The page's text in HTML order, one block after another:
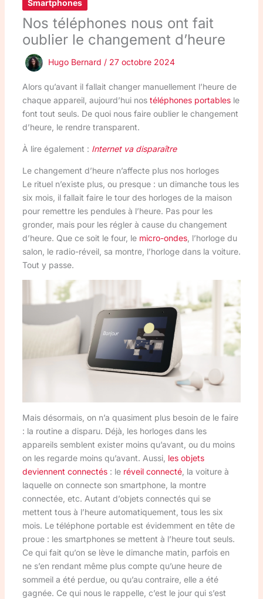
Smartphones
Nos téléphones nous ont fait
oublier le changement d’heure
Hugo Bernard / 27 octobre 2024
Alors qu’avant il fallait changer manuellement l’heure de
chaque appareil, aujourd’hui nos téléphones portablesle
font tout seuls. De quoi nous faire oublier le changement
d’heure, le rendre transparent.
À lire également : Internet va disparaître
Le changement d’heure n’affecte plus nos horloges
Le rituel n’existe plus, ou presque : un dimanche tous les
six mois, il fallait faire le tour des horloges de la maison
pour remettre les pendules à l’heure. Pas pour les
gronder, mais pour les régler à cause du changement
d’heure. Que ce soit le four, le micro-ondes, l’horloge du
salon, le radio-réveil, sa montre, l’horloge dans la voiture.
Tout y passe.
Mais désormais, on n’a quasiment plus besoin de le faire
: la routine a disparu. Déjà, les horloges dans les
appareils semblent exister moins qu’avant, ou du moins
on les regarde moins qu’avant. Aussi, les objets
deviennent connectés: le réveil connecté, la voiture à
laquelle on connecte son smartphone, la montre
connectée, etc. Autant d’objets connectés qui se
mettent tous à l’heure automatiquement, tous les six
mois. Le téléphone portable est évidemment en tête de
proue : les smartphones se mettent à l’heure tout seuls.
Ce qui fait qu’on se lève le dimanche matin, parfois en
ne s’en rendant même plus compte qu’une heure de
sommeil a été perdue, ou qu’au contraire, elle a été
gagnée. Ce qui nous le rappelle, c’est le jour qui s’est